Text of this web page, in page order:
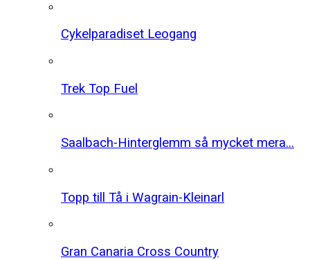
Cykelparadiset Leogang
Trek Top Fuel
Saalbach-Hinterglemm så mycket mera...
Topp till Tå i Wagrain-Kleinarl
Gran Canaria Cross Country